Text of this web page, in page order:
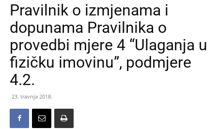
Virovitički
prsten
Pravilnik o izmjenama i
dopunama Pravilnika o
provedbi mjere 4 “Ulaganja u
fizičku imovinu”, podmjere
4.2.
23. travnja 2018.